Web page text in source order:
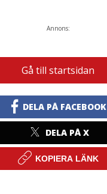
Annons:
Gå till startsidan
DELA PÅ FACEBOOK
DELA PÅ X
KOPIERA LÄNK